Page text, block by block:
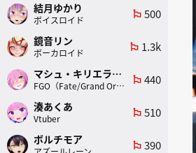
結月ゆかり
ボイスロイド
emoji_flags 500
鏡音リン
ボーカロイド
emoji_flags 1.3k
マシュ・キリエライト
FGO（Fate/Grand Order）
emoji_flags 440
湊あくあ
Vtuber
emoji_flags 510
ボルチモア emoji_flags 390